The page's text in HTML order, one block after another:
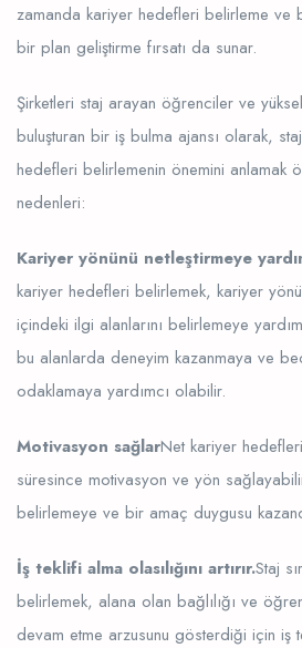
zamanda kariyer hedefleri belirleme ve
bir plan geliştirme fırsatı da sunar.
Şirketleri staj arayan öğrenciler ve
buluşturan bir iş bulma ajansı olarak,
hedefleri belirlemenin önemini anlamak
nedenleri:
Kariyer yönünü netleştirmeye
kariyer hedefleri belirlemek, kariyer
içindeki ilgi alanlarını belirlemeye
bu alanlarda deneyim kazanmaya ve
odaklamaya yardımcı olabilir.
Motivasyon sağlarNet kariyer
süresince motivasyon ve yön
belirlemeye ve bir amaç duygusu
İş teklifi alma olasılığını artırır.Staj
belirlemek, alana olan bağlılığı ve
devam etme arzusunu gösterdiği için iş